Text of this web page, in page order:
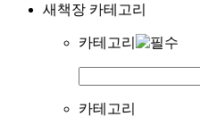
새책장 카테고리
카테고리
카테고리